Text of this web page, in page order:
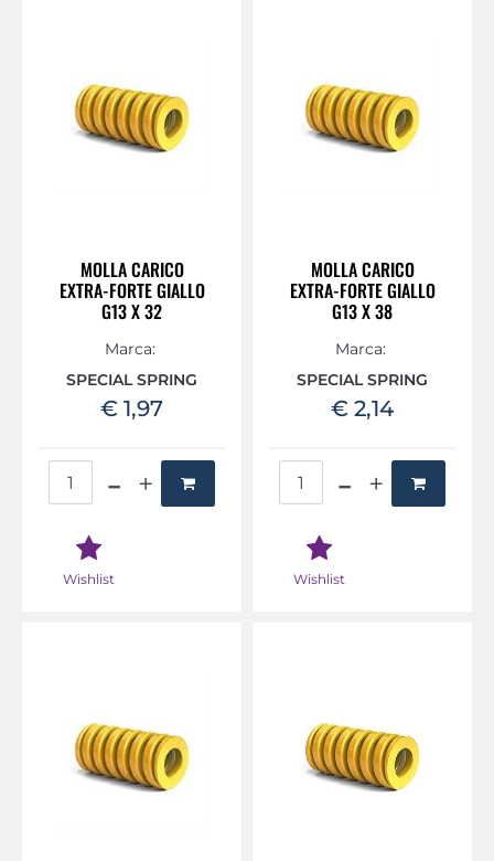
MOLLA CARICO
EXTRA-FORTE GIALLO
G13 X 32
Marca:
SPECIAL SPRING
€ 1,97
Wishlist
MOLLA CARICO
EXTRA-FORTE GIALLO
G13 X 38
Marca:
SPECIAL SPRING
€ 2,14
Wishlist